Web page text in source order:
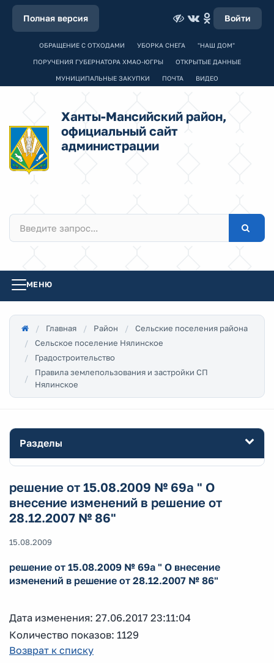
Полная версия Войти
ОБРАЩЕНИЕ С ОТХОДАМИ УБОРКА СНЕГА "НАШ ДОМ"
ПОРУЧЕНИЯ ГУБЕРНАТОРА ХМАО-ЮГРЫ ОТКРЫТЫЕ ДАННЫЕ
МУНИЦИПАЛЬНЫЕ ЗАКУПКИ ПОЧТА ВИДЕО
Ханты-Мансийский район,
официальный сайт
администрации
МЕНЮ
Главная Район
Сельские поселения района
Сельское поселение Нялинское
Градостроительство
Правила землепользования и застройки СП
Нялинское
Разделы
решение от 15.08.2009 № 69а " О
внесение изменений в решение от
28.12.2007 № 86"
15.08.2009
решение от 15.08.2009 № 69а " О внесение
изменений в решение от 28.12.2007 № 86"
Дата изменения: 27.06.2017 23:11:04
Количество показов: 1129
Возврат к списку